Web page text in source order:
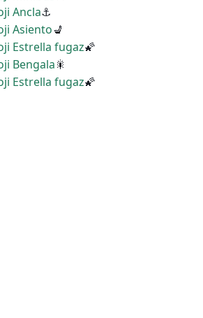
Ancla⚓
Asiento💺
Estrella fugaz🌠
Bengala🎇
Estrella fugaz🌠